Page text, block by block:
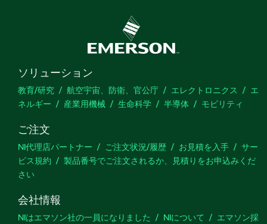
ソリューション
教育/研究 航空宇宙、防衛、官公庁 エレクトロニクス
エ
ネルギー
産業用機械 生命科学 半導体 モビリティ
ご注文
NI代理店パートナー ご注文状況/履歴 お見積を入手
サー
ビス規約
製品番号でご注文されるか、見積りをお申込みくだ
さい
会社情報
NIはエマソン社の一員になりました NIについて
エマソン採